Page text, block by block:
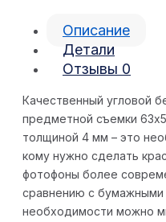
Описание
Детали
Отзывы 0
Качественный угловой
предметной съемки
толщиной 4 мм – это
кому нужно сделать
фотофоны более
сравнению с бумажными
необходимости можно